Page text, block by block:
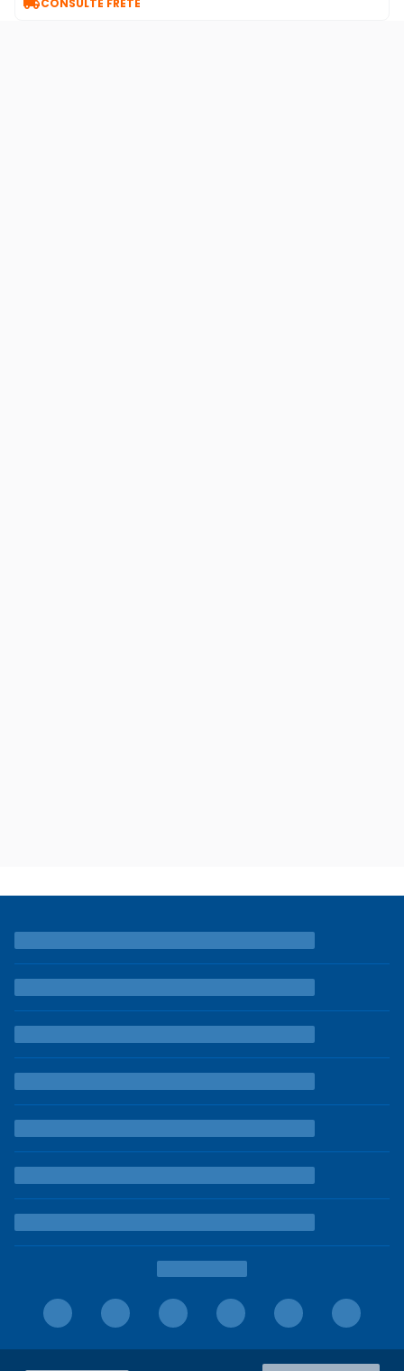
CONSULTE FRETE